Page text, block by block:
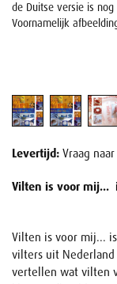
de Duitse versie is
Voornamelijk
Levertijd: Vraag
Vilten is voor mij...
Vilten is voor mij...
vilters uit
vertellen wat vilten